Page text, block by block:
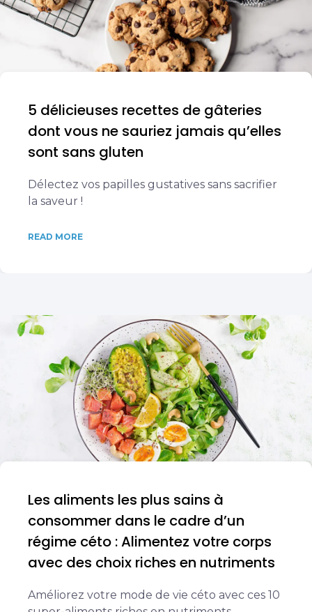
5 délicieuses recettes de gâteries
dont vous ne sauriez jamais qu’elles
sont sans gluten
Délectez vos papilles gustatives sans sacrifier
la saveur !
READ MORE
Les aliments les plus sains à
consommer dans le cadre d’un
régime céto : Alimentez votre corps
avec des choix riches en nutriments
Améliorez votre mode de vie céto avec ces 10